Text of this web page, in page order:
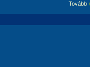
Tovább